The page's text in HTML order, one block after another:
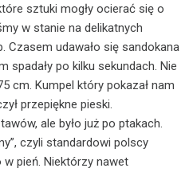
sztuki mogły ocierać się o
w stanie na delikatnych
Czasem udawało się sandokana
spadały po kilku sekundach. Nie
cm. Kumpel który pokazał nam
przepiękne pieski.
ale było już po ptakach.
czyli standardowi polscy
pień. Niektórzy nawet